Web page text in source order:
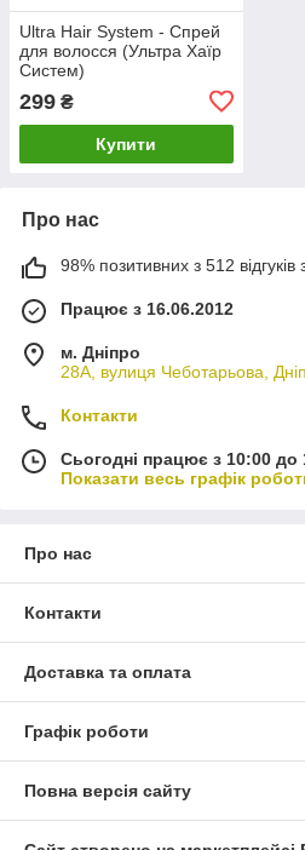
Ultra Hair System - Спрей
для волосся (Ультра Хаїр
Систем)
299 ₴
Купити
Про нас
98% позитивних з 512 відгуків
Працює з 16.06.2012
м. Дніпро
28А, вулиця Чеботарьова,
Контакти
Сьогодні працює з 10:00 до
Показати весь графік
Про нас
Контакти
Доставка та оплата
Графік роботи
Повна версія сайту